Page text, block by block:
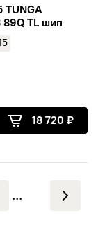
TUNGA
89Q TL шип
18 720 ₽
...